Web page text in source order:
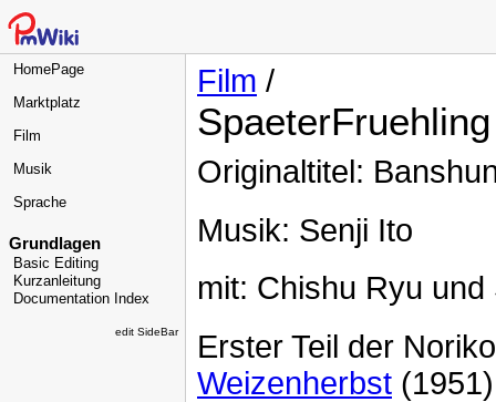
HomePage
Marktplatz
Film
Musik
Sprache
Grundlagen
Basic Editing
Kurzanleitung
Documentation Index
edit SideBar
Film /
SpaeterFruehling
Originaltitel:
Musik: Senji Ito
mit: Chishu Ryu
Erster Teil der
Weizenherbst